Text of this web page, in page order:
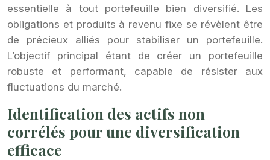
essentielle à tout portefeuille bien diversifié. Les
obligations et produits à revenu fixe se révèlent être
de précieux alliés pour stabiliser un portefeuille.
L’objectif principal étant de créer un portefeuille
robuste et performant, capable de résister aux
fluctuations du marché.
Identification des actifs non
corrélés pour une diversification
efficace